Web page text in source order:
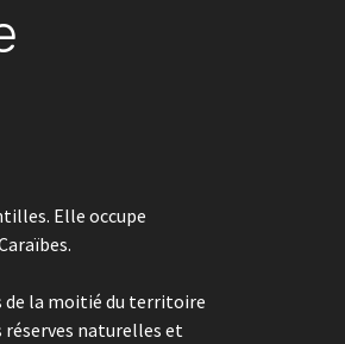
Elle occupe
de la moitié du territoire
réserves naturelles et